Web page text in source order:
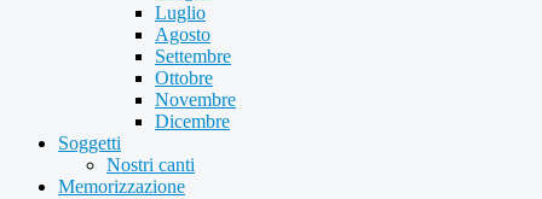
Luglio
Agosto
Settembre
Ottobre
Novembre
Dicembre
Soggetti
Nostri canti
Memorizzazione